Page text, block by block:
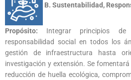
B. Sustentabilidad,
Propósito: Integrar principios de
responsabilidad social en todos los
gestión de infraestructura hasta
investigación y extensión. Se
reducción de huella ecológica,